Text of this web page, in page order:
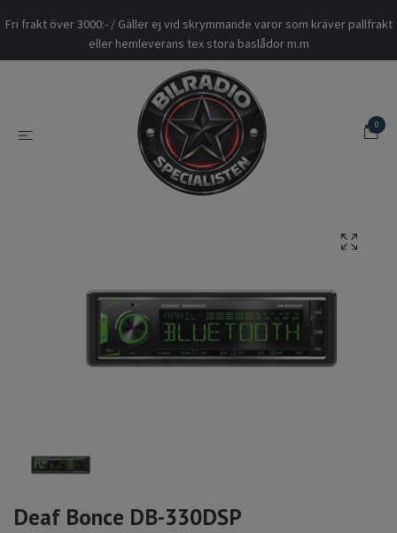
Fri frakt över 3000:- / Gäller ej vid skrymmande varor som kräver pallfrakt
eller hemleverans tex stora baslådor m.m
0
Deaf Bonce DB-330DSP